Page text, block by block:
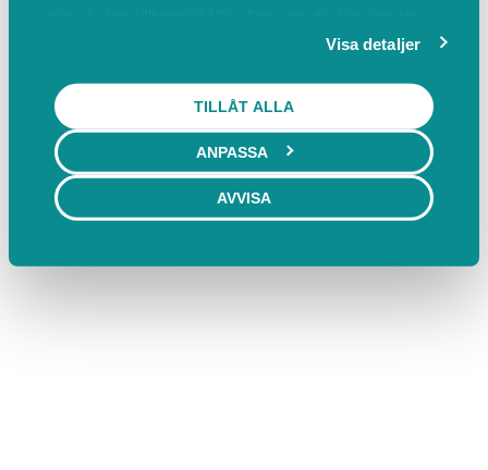
Visa detaljer
TILLÅT ALLA
ANPASSA
AVVISA